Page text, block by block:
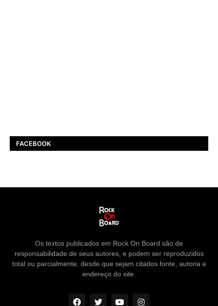
FACEBOOK
Os textos publicados em Rock On Board são de
responsabilidade de seus autores, e podem ser reproduzidos
total ou parcialmente, desde que sejam citados fonte, autoria e
endereço do site.